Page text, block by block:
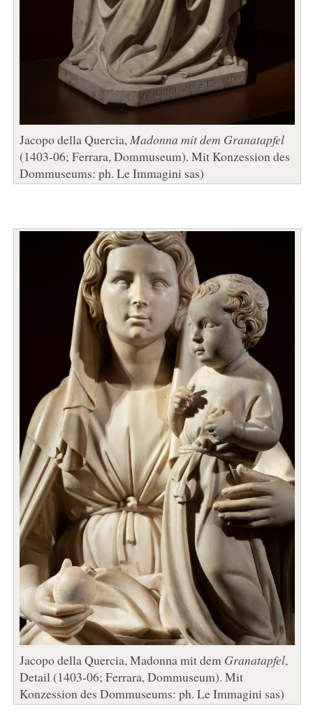
Jacopo della Quercia, Madonna mit dem Granatapfel
(1403-06; Ferrara, Dommuseum). Mit Konzession des
Dommuseums: ph. Le Immagini sas)
Jacopo della Quercia, Madonna mit dem Granatapfel,
Detail (1403-06; Ferrara, Dommuseum). Mit
Konzession des Dommuseums: ph. Le Immagini sas)